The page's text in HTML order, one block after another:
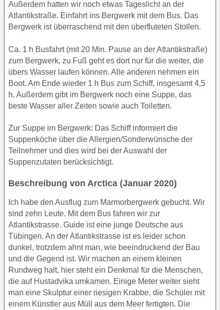
Außerdem hatten wir noch etwas Tageslicht an der
Atlantikstraße. Einfahrt ins Bergwerk mit dem Bus. Das
Bergwerk ist überraschend mit den überfluteten Stollen.
Ca. 1 h Busfahrt (mit 20 Min. Pause an der Atlantikstraße)
zum Bergwerk, zu Fuß geht es dort nur für die weiter, die
übers Wasser laufen können. Alle anderen nehmen ein
Boot. Am Ende wieder 1 h Bus zum Schiff, insgesamt 4,5
h. Außerdem gibt im Bergwerk noch eine Suppe, das
beste Wasser aller Zeiten sowie auch Toiletten.
Zur Suppe im Bergwerk: Das Schiff informiert die
Suppenköche über die Allergien/Sonderwünsche der
Teilnehmer und dies wird bei der Auswahl der
Suppenzutaten berücksichtigt.
Beschreibung von Arctica (Januar 2020)
Ich habe den Ausflug zum Marmorbergwerk gebucht. Wir
sind zehn Leute. Mit dem Bus fahren wir zur
Atlantikstrasse. Guide ist eine junge Deutsche aus
Tübingen. An der Atlantikstrasse ist es leider schon
dunkel, trotzdem ahnt man, wie beeindruckend der Bau
und die Gegend ist. Wir machen an einem kleinen
Rundweg halt, hier steht ein Denkmal für die Menschen,
die auf Hustadvika umkamen. Einige Meter weiter sieht
man eine Skulptur einer riesigen Krabbe, die Schüler mit
einem Künstler aus Müll aus dem Meer fertigten. Die